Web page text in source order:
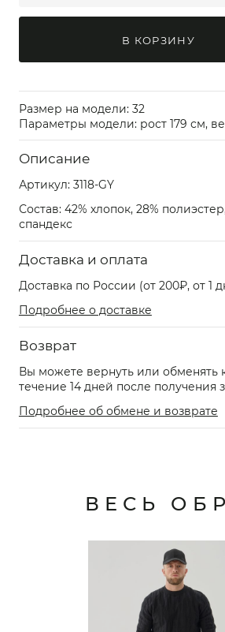
В КОРЗИНУ
Размер на модели: 32
Параметры модели: рост 179 см,
Описание
Артикул: 3118-GY
Состав: 42% хлопок, 28%
спандекс
Доставка и оплата
Доставка по России (от 200₽, от 1
Подробнее о доставке
Возврат
Вы можете вернуть или обменять
течение 14 дней после получения
Подробнее об обмене и возврате
ВЕСЬ